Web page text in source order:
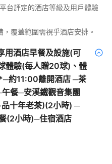
台評定的酒店等級及用戶體驗
覆蓋範圍需視乎酒店安排。
用酒店早餐及設施(可
體驗(每人贈20球)、體
約11:00離開酒店 ─茶
餐─安溪鐵觀音集團
十年老茶)(2小時) ─
(2小時)─住宿酒店